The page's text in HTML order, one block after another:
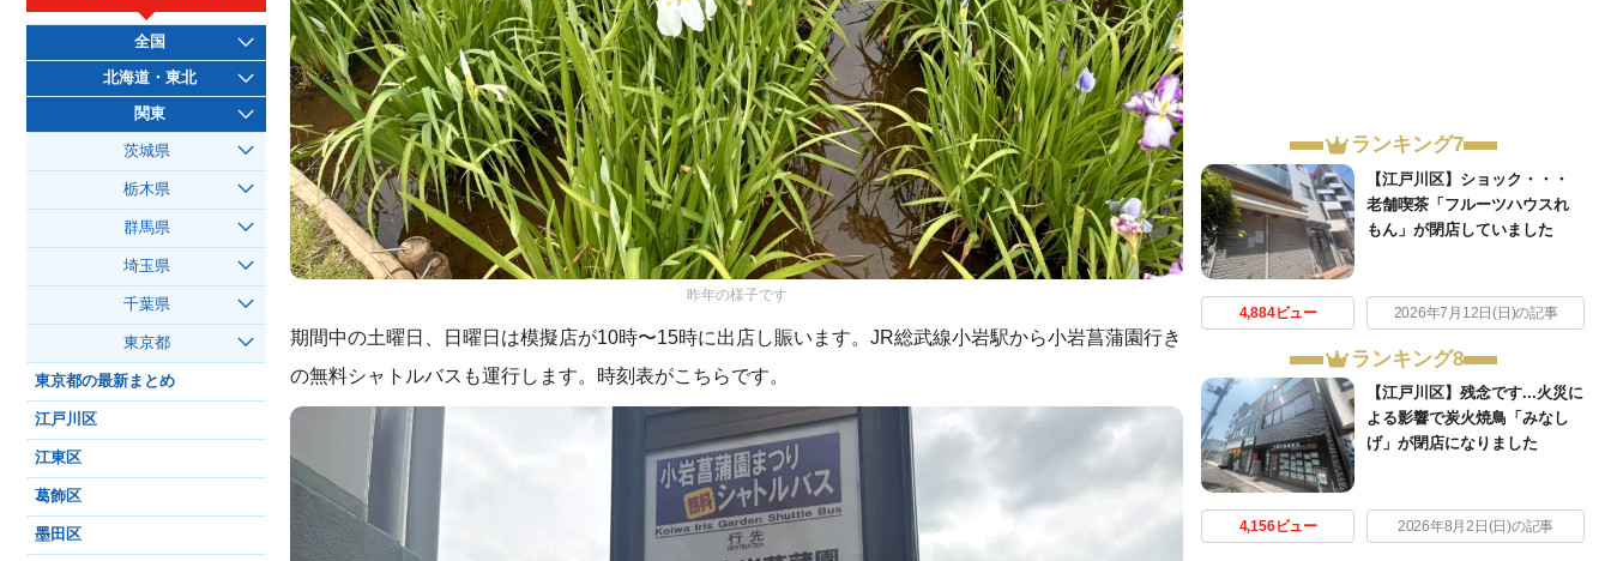
昨年の様子です
期間中の土曜日、日曜日は模擬店が10時〜15時に出店し賑います。JR総武線小岩駅から小岩菖蒲園行き
の無料シャトルバスも運行します。時刻表がこちらです。
ランキング7
【江戸川区】ショック・・・
老舗喫茶「フルーツハウスれ
もん」が閉店していました
4,884ビュー 2026年7月12日(日)の記事
ランキング8
【江戸川区】残念です...火災に
よる影響で炭火焼鳥「みなし
げ」が閉店になりました
4,156ビュー 2026年8月2日(日)の記事
全国
北海道・東北
関東
茨城県
栃木県
群馬県
埼玉県
千葉県
東京都
東京都の最新まとめ
江戸川区
江東区
葛飾区
墨田区